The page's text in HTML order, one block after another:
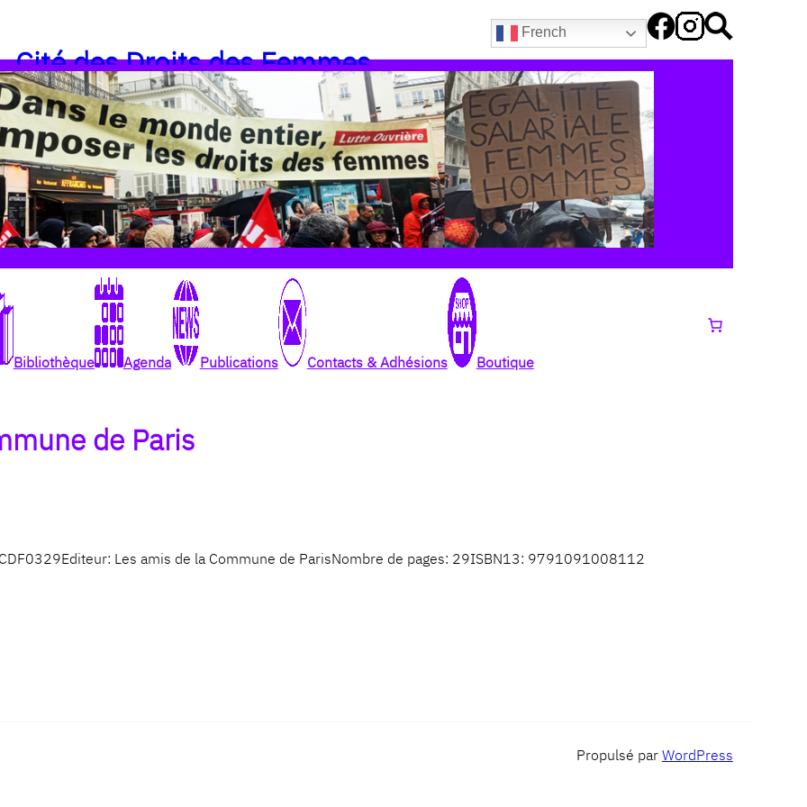
French
Cité des Droits des Femmes
Bibliothèque Agenda Publications Contacts & Adhésions Boutique
de Paris
Les amis de la Commune de ParisNombre de pages: 29ISBN13: 9791091008112
Propulsé par WordPress